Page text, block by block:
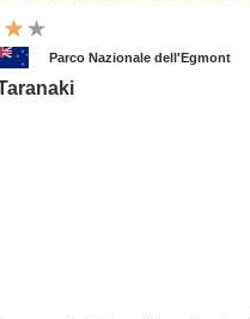
Parco Nazionale dell'Egmont